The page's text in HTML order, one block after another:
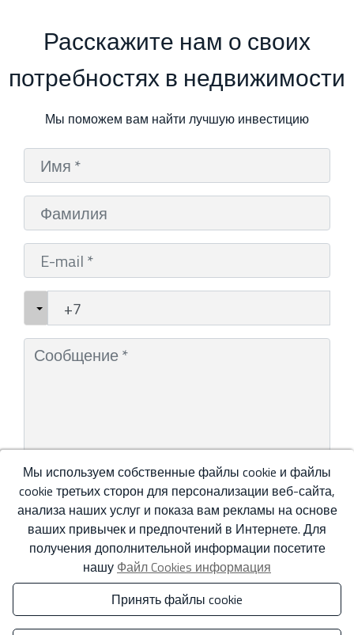
Расскажите нам о своих
потребностях в недвижимости
Мы поможем вам найти лучшую инвестицию
Основные сведения о защите данных на основе Европейского
регламента по защите данных (EU) 2016/679 (GDPR). + Info
Я прочитал и принялОфициальное уведомлениеи
Политика конфиденциальности.
Я принимаю коммерческие рассылки
Отправить
Мы используем собственные файлы cookie и файлы
cookie третьих сторон для персонализации веб-сайта,
анализа наших услуг и показа вам рекламы на основе
ваших привычек и предпочтений в Интернете. Для
получения дополнительной информации посетите
нашу Файл Cookies информация
Принять файлы cookie